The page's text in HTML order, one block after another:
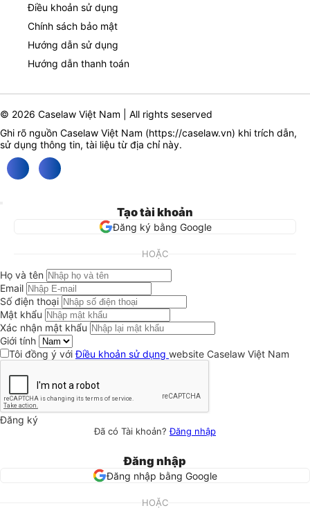
Điều khoản sử dụng
Chính sách bảo mật
Hướng dẫn sử dụng
Hướng dẫn thanh toán
© 2026 Caselaw Việt Nam | All rights seserved
Ghi rõ nguồn Caselaw Việt Nam (https://caselaw.vn) khi trích dẫn,
sử dụng thông tin, tài liệu từ địa chỉ này.
Tạo tài khoản
Đăng ký bằng Google
HOẶC
Họ và tên
Email
Số điện thoại
Mật khẩu
Xác nhận mật khẩu
Giới tính
Tôi đồng ý vớiĐiều khoản sử dụng website Caselaw Việt Nam
Đăng ký
Đã có Tài khoản?Đăng nhập
Đăng nhập
Đăng nhập bằng Google
HOẶC